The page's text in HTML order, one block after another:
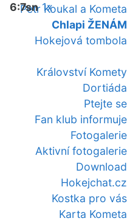
Petr Koukal a Kometa
Chlapi ŽENÁM
Hokejová tombola
Království Komety
Dortiáda
Ptejte se
Fan klub informuje
Fotogalerie
Aktivní fotogalerie
Download
Hokejchat.cz
Kostka pro vás
Karta Kometa
6:7sn 1x